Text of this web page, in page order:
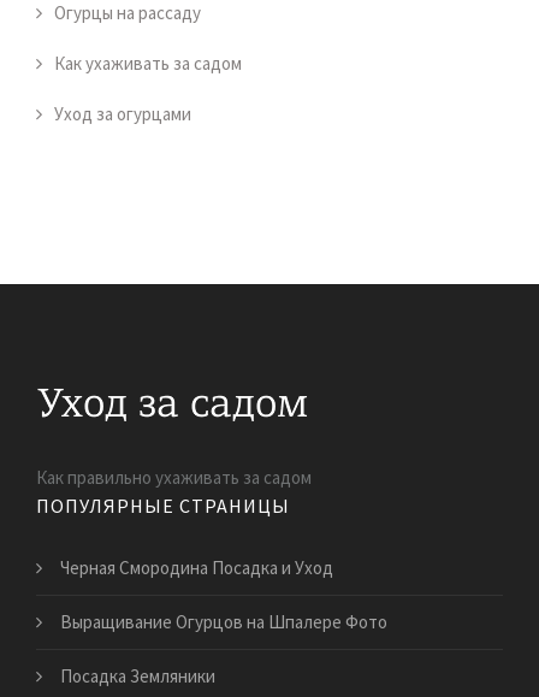
Огурцы на рассаду
Как ухаживать за садом
Уход за огурцами
Как правильно ухаживать за садом
ПОПУЛЯРНЫЕ СТРАНИЦЫ
Черная Смородина Посадка и Уход
Выращивание Огурцов на Шпалере Фото
Посадка Земляники